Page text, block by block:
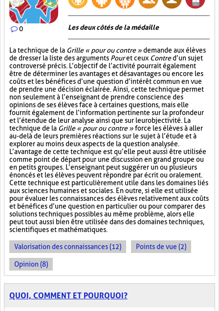
0 Les deux côtés de la médaille
La technique de la Grille « pour ou contre »demande aux élèves
de dresser la liste des arguments Pouret ceux Contred’un sujet
controversé précis. L’objectif de l’activité pourrait également
être de déterminer les avantages et désavantages ou encore les
coûts et les bénéfices d’une question d’intérêt commun en vue
de prendre une décision éclairée. Ainsi, cette technique permet
non seulement à l’enseignant de prendre conscience des
opinions de ses élèves face à certaines questions, mais elle
fournit également de l’information pertinente sur la profondeur
et l’étendue de leur analyse ainsi que sur leur objectivité. La
technique de la Grille « pour ou contre »force les élèves à aller
au-delà de leurs premières réactions sur le sujet à l’étude et à
explorer au moins deux aspects de la question analysée.
L’avantage de cette technique est qu’elle peut aussi être utilisée
comme point de départ pour une discussion en grand groupe ou
en petits groupes. L’enseignant peut suggérer un ou plusieurs
énoncés et les élèves peuvent répondre par écrit ou oralement.
Cette technique est particulièrement utile dans les domaines liés
aux sciences humaines et sociales. En outre, si elle est utilisée
pour évaluer les connaissances des élèves relativement aux coûts
et bénéfices d’une question en particulier ou pour comparer des
solutions techniques possibles au même problème, alors elle
peut tout aussi bien être utilisée dans des domaines techniques,
scientifiques et mathématiques.
Valorisation des connaissances (12) Points de vue (2)
Opinion (8)
QUOI, COMMENT ET POURQUOI?